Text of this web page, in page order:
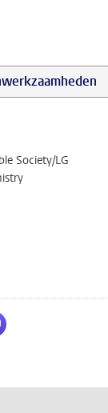
Society/LG
via WhatsApp
via